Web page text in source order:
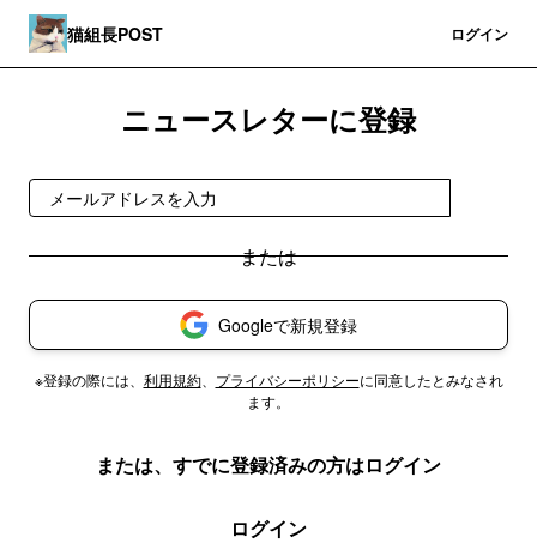
猫組長POST ログイン
ニュースレターに登録
Googleで新規登録
※登録の際には、 利用規約、 プライバシーポリシーに同意したとみなされ
ます。
または、すでに登録済みの方はログイン
ログイン